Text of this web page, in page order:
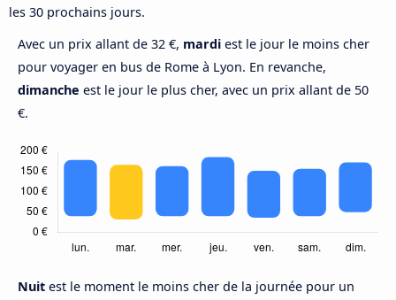
les 30 prochains jours.
Avec un prix allant de 32 €, mardi est le jour le moins cher
pour voyager en bus de Rome à Lyon. En revanche,
dimanche est le jour le plus cher, avec un prix allant de 50
€.
Nuit est le moment le moins cher de la journée pour un